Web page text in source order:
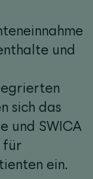
und
sich das
und SWICA
für
ein.